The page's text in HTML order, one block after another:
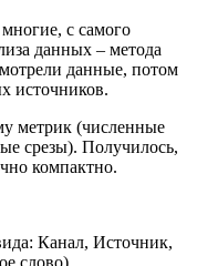
с самого
данных – метода
данные, потом
источников.
метрик (численные
срезы). Получилось,
компактно.
Канал, Источник,
слово)